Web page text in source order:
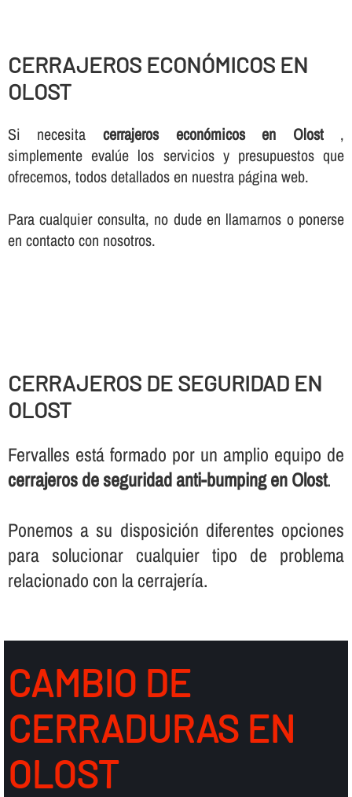
CERRAJEROS ECONÓMICOS EN
OLOST
Si necesita cerrajeros económicos en Olost,
simplemente evalúe los servicios y presupuestos que
ofrecemos, todos detallados en nuestra página web.
Para cualquier consulta, no dude en llamarnos o ponerse
en contacto con nosotros.
CERRAJEROS DE SEGURIDAD EN
OLOST
Fervalles está formado por un amplio equipo de
cerrajeros de seguridad anti-bumping en Olost.
Ponemos a su disposición diferentes opciones
para solucionar cualquier tipo de problema
relacionado con la cerrajerí­a.
CAMBIO DE
CERRADURAS EN
OLOST